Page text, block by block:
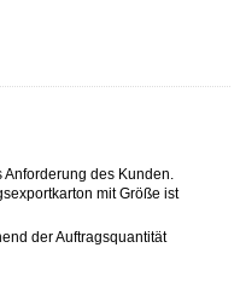
Anforderung des Kunden.
mit Größe ist
der Auftragsquantität